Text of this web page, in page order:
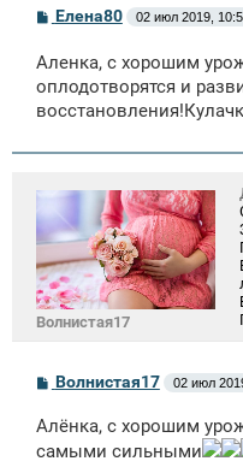
С
о
б
щ
е
н
Елена80 02 июл 2019,
Аленка, с хорошим
оплодотворятся и
Волнистая17
С
о
б
щ
е
Волнистая17 02 июл
Алёнка, с хорошим
самыми сильными